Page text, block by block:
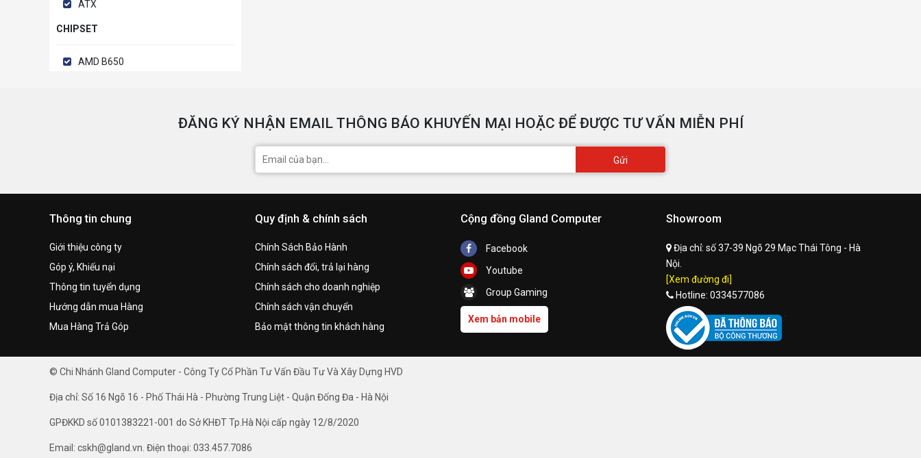
ATX
CHIPSET
AMD B650
ĐĂNG KÝ NHẬN EMAIL THÔNG BÁO KHUYẾN MẠI HOẶC ĐỂ ĐƯỢC TƯ VẤN MIỄN PHÍ
Gửi
Thông tin chung
Giới thiệu công ty
Góp ý, Khiếu nại
Thông tin tuyển dụng
Hướng dẫn mua Hàng
Mua Hàng Trả Góp
Quy định & chính sách
Chính Sách Bảo Hành
Chính sách đổi, trả lại hàng
Chính sách cho doanh nghiệp
Chính sách vận chuyển
Bảo mật thông tin khách hàng
Cộng đồng Gland Computer
Facebook
Youtube
Group Gaming
Xem bản mobile
Showroom
Địa chỉ: số 37-39 Ngõ 29 Mạc Thái Tông - Hà
Nội.
[Xem đường đi]
Hotline: 0334577086
© Chi Nhánh Gland Computer - Công Ty Cổ Phần Tư Vấn Đầu Tư Và Xây Dựng HVD
Địa chỉ: Số 16 Ngõ 16 - Phố Thái Hà - Phường Trung Liệt - Quận Đống Đa - Hà Nội
GPĐKKD số 0101383221-001 do Sở KHĐT Tp.Hà Nội cấp ngày 12/8/2020
Email: cskh@gland.vn. Điện thoại: 033.457.7086